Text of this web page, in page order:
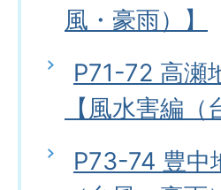
風・豪雨）】
P71-72 高瀬
【風水害編（
P73-74 豊中